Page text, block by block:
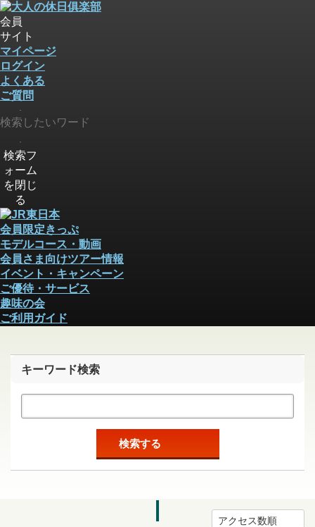
会員
サイト
マイページ
ログイン
よくある
ご質問
検索フ
ォーム
を閉じ
る
会員限定きっぷ
モデルコース・動画
会員さま向けツアー情報
イベント・キャンペーン
ご優待・サービス
趣味の会
ご利用ガイド
キーワード検索
検索する
アクセス数順